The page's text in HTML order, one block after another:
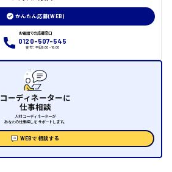
かんたん応募(WEB)
お電話での応募窓口
0120-507-545
受付：平日9:00 - 18:00
コーディネーターに
仕事相談
人材コーディネーターが
あなたの仕事探しをサポートします。
WEBで相談する